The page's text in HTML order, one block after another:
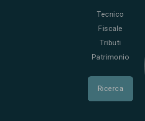
Tecnico
Fiscale
Tributi
Patrimonio
Ricerca